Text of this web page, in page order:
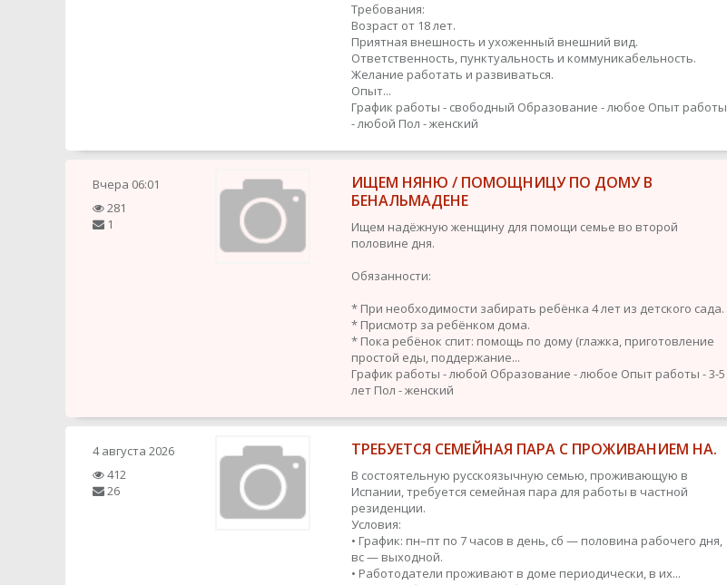
Требования:
Возраст от 18 лет.
Приятная внешность и ухоженный внешний вид.
Ответственность, пунктуальность и коммуникабельность.
Желание работать и развиваться.
Опыт...
График работы - свободный Образование - любое Опыт работы
- любой Пол - женский
Вчера 06:01
281
1
ИЩЕМ НЯНЮ / ПОМОЩНИЦУ ПО ДОМУ В
БЕНАЛЬМАДЕНЕ
Ищем надёжную женщину для помощи семье во второй
половине дня.
Обязанности:
* При необходимости забирать ребёнка 4 лет из детского сада.
* Присмотр за ребёнком дома.
* Пока ребёнок спит: помощь по дому (глажка, приготовление
простой еды, поддержание...
График работы - любой Образование - любое Опыт работы - 3-5
лет Пол - женский
4 августа 2026
412
26
ТРЕБУЕТСЯ СЕМЕЙНАЯ ПАРА С ПРОЖИВАНИЕМ НА.
В состоятельную русскоязычную семью, проживающую в
Испании, требуется семейная пара для работы в частной
резиденции.
Условия:
• График: пн–пт по 7 часов в день, сб — половина рабочего дня,
вс — выходной.
• Работодатели проживают в доме периодически, в их...